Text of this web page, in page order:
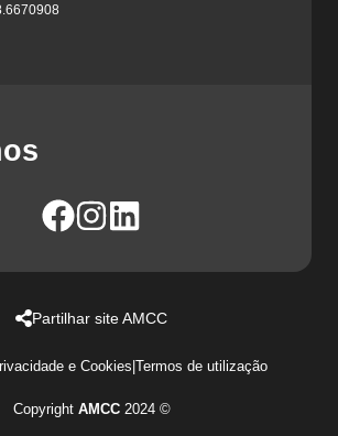
Partilhar site AMCC
e Cookies|Termos de utilização
Copyright AMCC2024 ©